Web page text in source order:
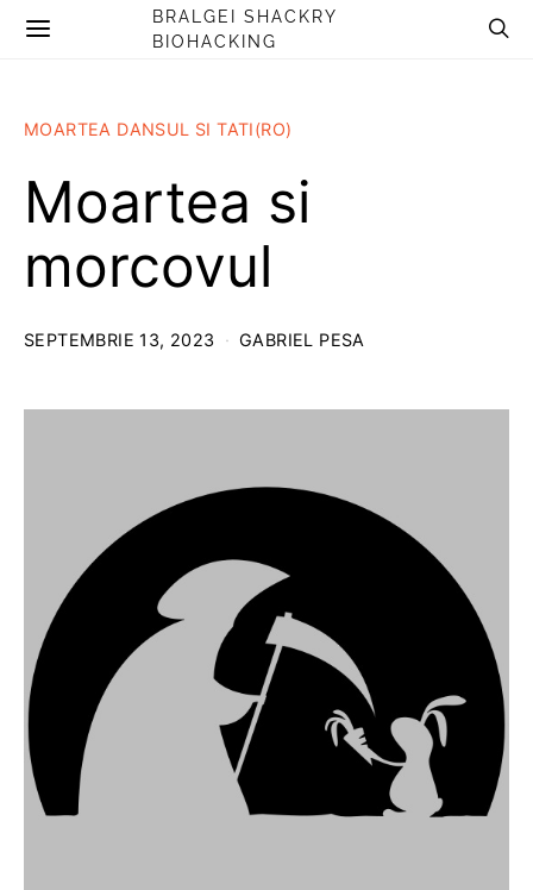
BRALGEI SHACKRY
BIOHACKING
MOARTEA DANSUL SI TATI(RO)
Moartea si
morcovul
SEPTEMBRIE 13, 2023 GABRIEL PESA